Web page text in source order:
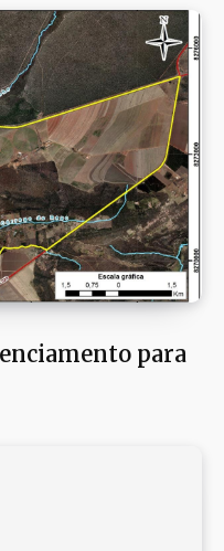
para